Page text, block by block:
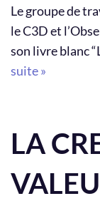
Le groupe de
le C3D et
son livre blanc
suite »
LA